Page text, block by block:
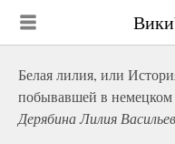
Белая лилия, или
побывавшей в немецком
Дерябина Лилия